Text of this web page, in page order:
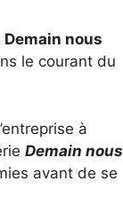
Demain nous
le courant du
à
Demain nous
avant de se